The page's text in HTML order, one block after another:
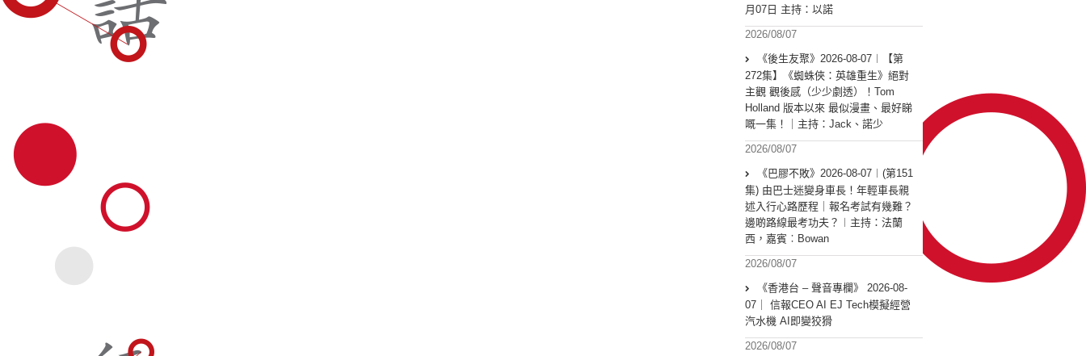
月07日 主持：以諾
2026/08/07
《後生友聚》2026-08-07︱【第
272集】《蜘蛛俠：英雄重生》絕對
主觀 觀後感（少少劇透）！Tom
Holland 版本以來 最似漫畫、最好睇
嘅一集！｜主持：Jack、諾少
2026/08/07
《巴膠不敗》2026-08-07︱(第151
集) 由巴士迷變身車長！年輕車長親
述入行心路歷程｜報名考試有幾難？
邊啲路線最考功夫？︱主持：法蘭
西，嘉賓︰Bowan
2026/08/07
《香港台 – 聲音專欄》 2026-08-
07｜ 信報CEO AI EJ Tech模擬經營
汽水機 AI即變狡猾
2026/08/07